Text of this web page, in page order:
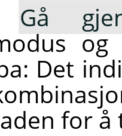
Gå
Det
for å